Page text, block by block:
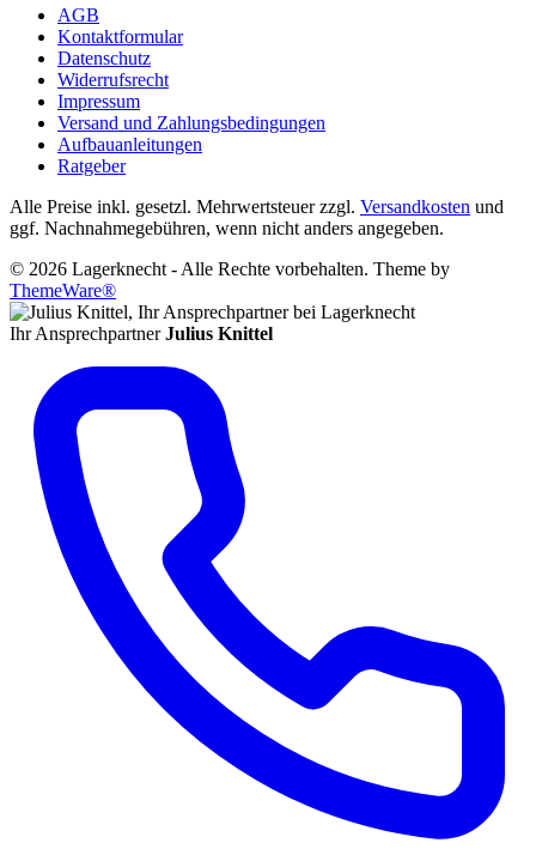
AGB
Kontaktformular
Datenschutz
Widerrufsrecht
Impressum
Versand und Zahlungsbedingungen
Aufbauanleitungen
Ratgeber
Alle Preise inkl. gesetzl. Mehrwertsteuer zzgl. Versandkosten und
ggf. Nachnahmegebühren, wenn nicht anders angegeben.
© 2026 Lagerknecht - Alle Rechte vorbehalten. Theme by
ThemeWare®
Ihr Ansprechpartner Julius Knittel